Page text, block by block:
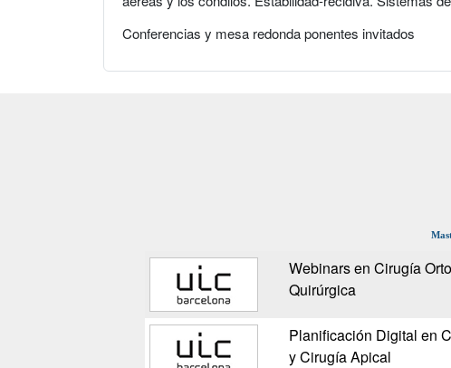
Conferencias y mesa redonda ponentes invitados
Webinars en Cirugía
Quirúrgica
Planificación Digital en
y Cirugía Apical